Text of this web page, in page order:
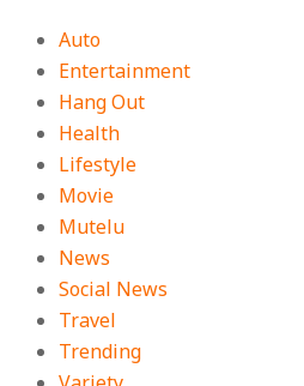
Auto
Entertainment
Hang Out
Health
Lifestyle
Movie
Mutelu
News
Social News
Travel
Trending